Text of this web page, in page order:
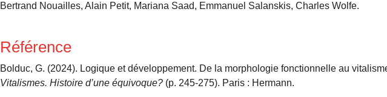
Bertrand Nouailles, Alain Petit, Mariana Saad, Emmanuel Salanskis, Charles Wolfe.
Référence
Bolduc, G. (2024). Logique et développement. De la morphologie fonctionnelle au
Vitalismes. Histoire d’une équivoque? (p. 245-275). Paris : Hermann.